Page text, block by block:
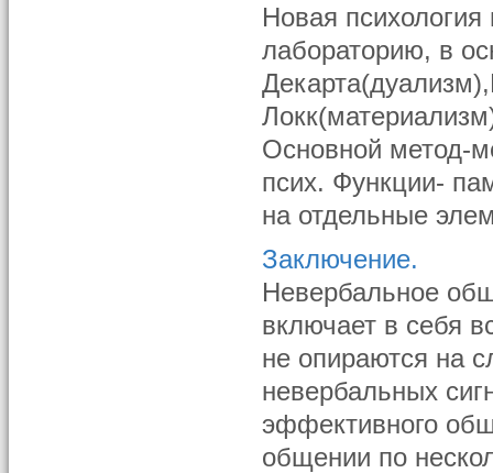
Новая
лабораторию, в
Основной метод-
псих. Функции-
на отдельные
Заключение.
Невербальное
включает в себя
не опираются на
невербальных
эффективного
общении по